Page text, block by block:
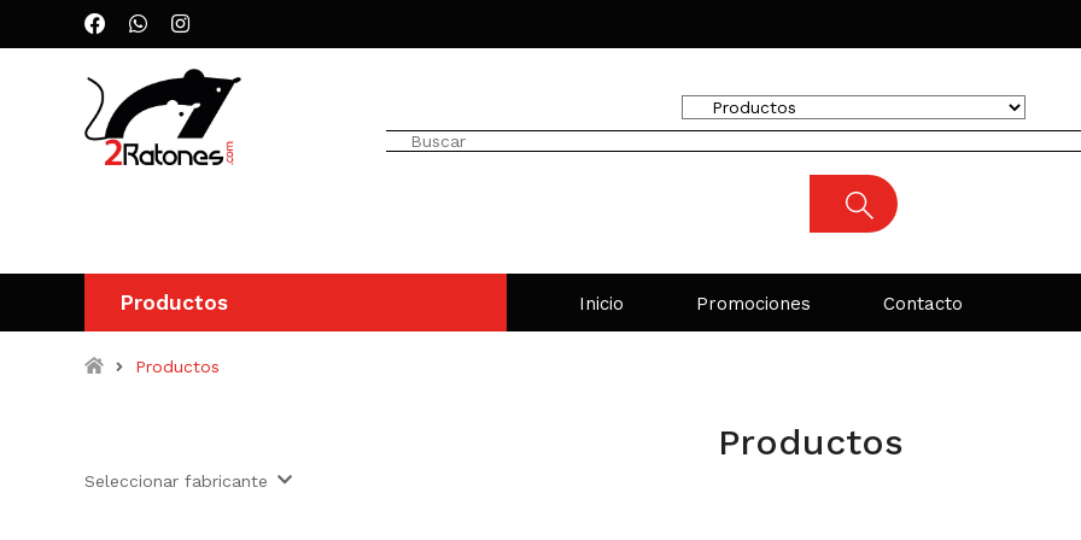
Productos Inicio Promociones Contacto
Productos
Productos
Seleccionar fabricante